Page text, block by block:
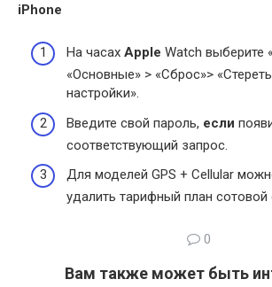
iPhone
На часах Apple Watch выберите
«Основные» > «Сброс»>
настройки».
Введите свой пароль, если
соответствующий запрос.
Для моделей GPS + Cellular
удалить тарифный план сотовой
0
Вам также может быть